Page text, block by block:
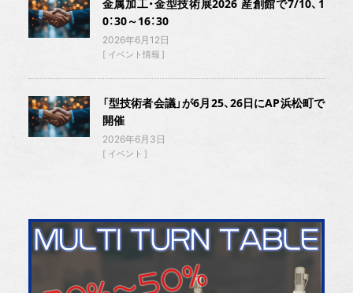
金属加工・金型技術展2026 産創館で7/10、1
0：30～16：30
2026年6月12日
イベント情報
「型技術者会議」が6月25、26日にAP浜松町で
開催
2026年6月3日
イベント